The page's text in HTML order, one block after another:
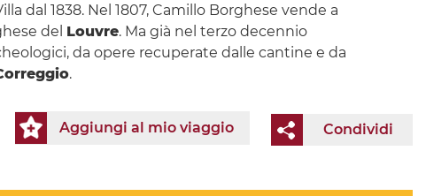
dal 1838. Nel 1807, Camillo Borghese vende a
del Louvre. Ma già nel terzo decennio
da opere recuperate dalle cantine e da
.
Condividi
Aggiungi al mio viaggio